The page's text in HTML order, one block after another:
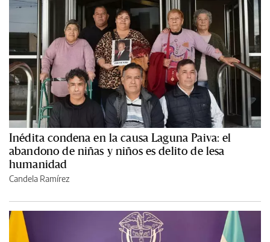
Inédita condena en la causa Laguna Paiva: el
abandono de niñas y niños es delito de lesa
humanidad
Candela Ramírez